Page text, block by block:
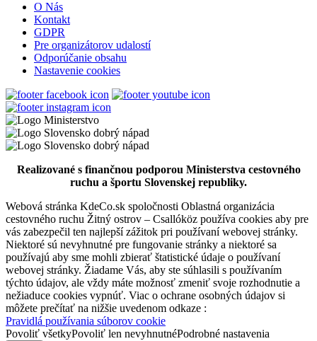
Mesto Šamorín
Šamorín, Január 01
Podujatia v x-bionic sphere 2026
Šamorín, Február 20
Festival
Kultúrne podujatie
Malá večerná hudba
Šamorín, Júl 17
FestivalKoncert
O Nás
Kontakt
GDPR
Pre organizátorov udalostí
Odporúčanie obsahu
Nastavenie cookies
Realizované s finančnou podporou Ministerstva cestovného
ruchu a športu Slovenskej republiky.
Webová stránka KdeCo.sk spoločnosti Oblastná organizácia
cestovného ruchu Žitný ostrov – Csallóköz používa cookies aby pre
vás zabezpečil ten najlepší zážitok pri používaní webovej stránky.
Niektoré sú nevyhnutné pre fungovanie stránky a niektoré sa
používajú aby sme mohli zbierať štatistické údaje o používaní
webovej stránky. Žiadame Vás, aby ste súhlasili s používaním
týchto údajov, ale vždy máte možnosť zmeniť svoje rozhodnutie a
nežiaduce cookies vypnúť. Viac o ochrane osobných údajov si
môžete prečítať na nižšie uvedenom odkaze :
Pravidlá používania súborov cookie
Povoliť všetkyPovoliť len nevyhnutnéPodrobné nastavenia